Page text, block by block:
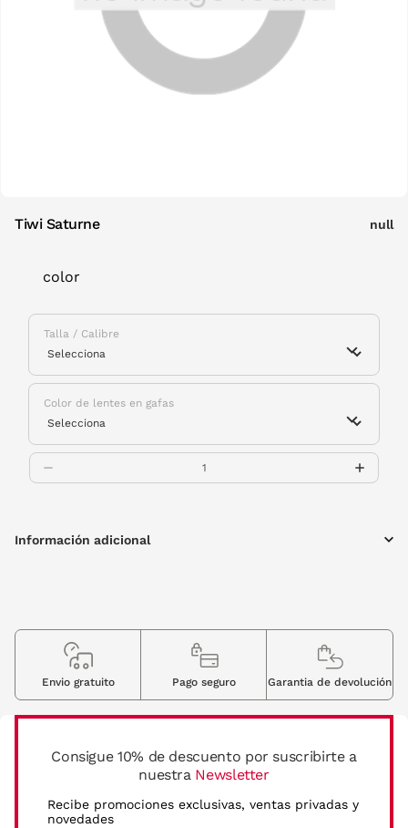
Tiwi Saturne null
color
Talla / Calibre
Color de lentes en gafas
Información adicional
Consigue 10% de descuento por suscribirte a
nuestra Newsletter
Recibe promociones exclusivas, ventas privadas y
novedades
Envio gratuito Pago seguro Garantia de devolución